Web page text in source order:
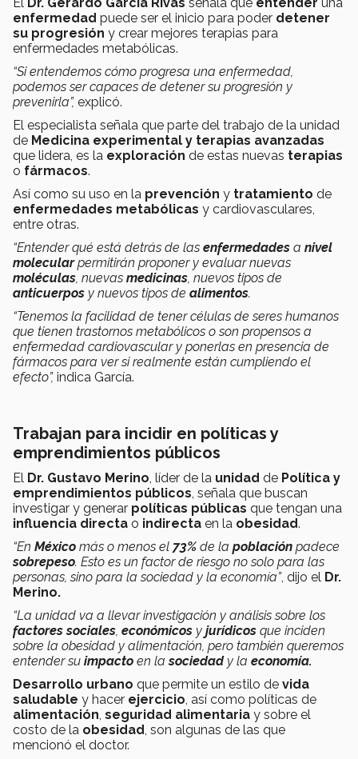
enfermedad puede ser el inicio para poder detener
su progresión y crear mejores terapias para
enfermedades metabólicas.
“Si entendemos cómo progresa una enfermedad,
podemos ser capaces de detener su progresión y
prevenirla”, explicó.
El especialista señala que parte del trabajo de la unidad
de Medicina experimental y terapias avanzadas
que lidera, es la exploración de estas nuevas terapias
o fármacos.
Así como su uso en la prevención y tratamiento de
enfermedades metabólicas y cardiovasculares,
entre otras.
“Entender qué está detrás de las enfermedades a nivel
molecularpermitirán proponer y evaluar nuevas
moléculas, nuevas medicinas, nuevos tipos de
anticuerpos y nuevos tipos de alimentos.
“Tenemos la facilidad de tener células de seres humanos
que tienen trastornos metabólicos o son propensos a
enfermedad cardiovascular y ponerlas en presencia de
fármacos para ver si realmente están cumpliendo el
efecto”, indica García.
Trabajan para incidir en políticas y
emprendimientos públicos
El Dr. Gustavo Merino, líder de la unidad de Política y
emprendimientos públicos, señala que buscan
investigar y generar políticas públicas que tengan una
influencia directa o indirecta en la obesidad.
“En México más o menos el 73% de la población padece
sobrepeso. Esto es un factor de riesgo no solo para las
personas, sino para la sociedad y la economía”, dijo el Dr.
Merino.
“La unidad va a llevar investigación y análisis sobre los
factores sociales, económicos y jurídicos que inciden
sobre la obesidad y alimentación, pero también queremos
entender su impacto en lasociedad y la economía.
Desarrollo urbano que permite un estilo de vida
saludable y hacer ejercicio, así como políticas de
alimentación, seguridad alimentaria y sobre el
costo de la obesidad, son algunas de las que
mencionó el doctor.